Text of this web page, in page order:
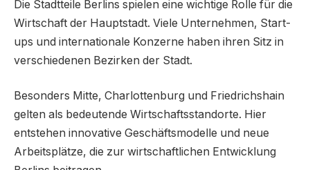
Die Stadtteile Berlins spielen eine wichtige Rolle für die
Wirtschaft der Hauptstadt. Viele Unternehmen, Start-
ups und internationale Konzerne haben ihren Sitz in
verschiedenen Bezirken der Stadt.
Besonders Mitte, Charlottenburg und Friedrichshain
gelten als bedeutende Wirtschaftsstandorte. Hier
entstehen innovative Geschäftsmodelle und neue
Arbeitsplätze, die zur wirtschaftlichen Entwicklung